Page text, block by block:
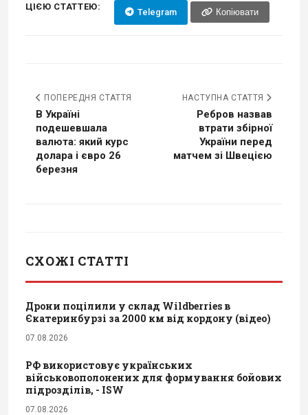
ЦІЄЮ СТАТТЕЮ:
Telegram Копіювати
ПОПЕРЕДНЯ СТАТТЯ
В Україні
подешевшала
валюта: який курс
долара і євро 26
березня
НАСТУПНА СТАТТЯ
Ребров назвав
втрати збірної
України перед
матчем зі Швецією
СХОЖІ СТАТТІ
Дрони поцілили у склад Wildberries в
Єкатеринбурзі за 2000 км від кордону (відео)
07.08.2026
РФ використовує українських
військовополонених для формування бойових
підрозділів, - ISW
07.08.2026